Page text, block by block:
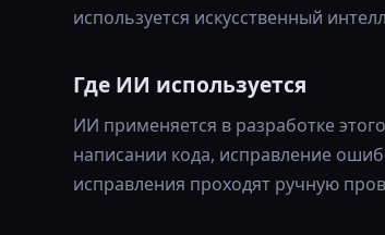
используется искусственный
Где ИИ используется
ИИ применяется в разработке
написании кода, исправление
исправления проходят ручную